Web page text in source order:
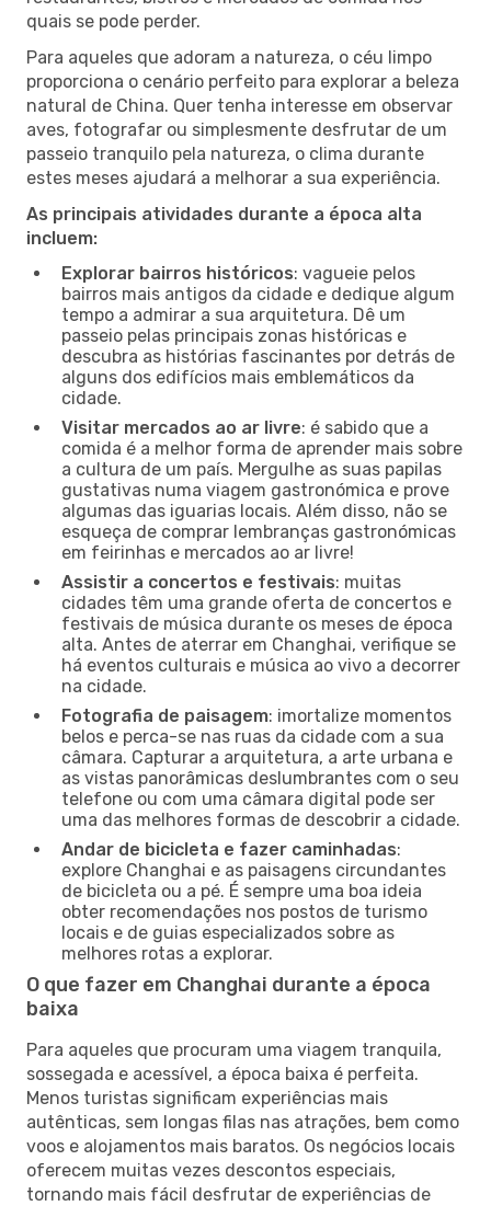
quais se pode perder.
Para aqueles que adoram a natureza, o céu limpo
proporciona o cenário perfeito para explorar a beleza
natural de China. Quer tenha interesse em observar
aves, fotografar ou simplesmente desfrutar de um
passeio tranquilo pela natureza, o clima durante
estes meses ajudará a melhorar a sua experiência.
As principais atividades durante a época alta
incluem:
Explorar bairros históricos: vagueie pelos
bairros mais antigos da cidade e dedique algum
tempo a admirar a sua arquitetura. Dê um
passeio pelas principais zonas históricas e
descubra as histórias fascinantes por detrás de
alguns dos edifícios mais emblemáticos da
cidade.
Visitar mercados ao ar livre: é sabido que a
comida é a melhor forma de aprender mais sobre
a cultura de um país. Mergulhe as suas papilas
gustativas numa viagem gastronómica e prove
algumas das iguarias locais. Além disso, não se
esqueça de comprar lembranças gastronómicas
em feirinhas e mercados ao ar livre!
Assistir a concertos e festivais: muitas
cidades têm uma grande oferta de concertos e
festivais de música durante os meses de época
alta. Antes de aterrar em Changhai, verifique se
há eventos culturais e música ao vivo a decorrer
na cidade.
Fotografia de paisagem: imortalize momentos
belos e perca-se nas ruas da cidade com a sua
câmara. Capturar a arquitetura, a arte urbana e
as vistas panorâmicas deslumbrantes com o seu
telefone ou com uma câmara digital pode ser
uma das melhores formas de descobrir a cidade.
Andar de bicicleta e fazer caminhadas:
explore Changhai e as paisagens circundantes
de bicicleta ou a pé. É sempre uma boa ideia
obter recomendações nos postos de turismo
locais e de guias especializados sobre as
melhores rotas a explorar.
O que fazer em Changhai durante a época
baixa
Para aqueles que procuram uma viagem tranquila,
sossegada e acessível, a época baixa é perfeita.
Menos turistas significam experiências mais
autênticas, sem longas filas nas atrações, bem como
voos e alojamentos mais baratos. Os negócios locais
oferecem muitas vezes descontos especiais,
tornando mais fácil desfrutar de experiências de